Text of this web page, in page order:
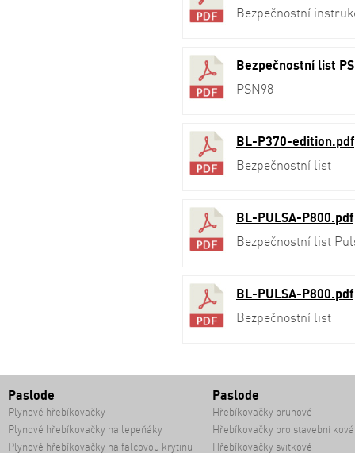
Bezpečnostní
Bezpečnostní list
PSN98
BL-P370-edition.pdf
Bezpečnostní list
BL-PULSA-P800.pdf
Bezpečnostní list
BL-PULSA-P800.pdf
Bezpečnostní list
Paslode
Plynové hřebíkovačky
Plynové hřebíkovačky na lepeňáky
Plynové hřebíkovačky na falcovou krytinu
Paslode
Hřebíkovačky pruhové
Hřebíkovačky pro stavební
Hřebíkovačky svitkové